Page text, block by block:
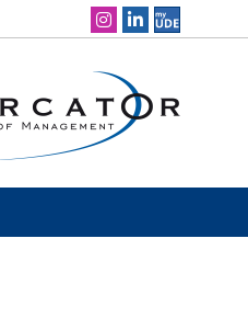
Social Media Navigation